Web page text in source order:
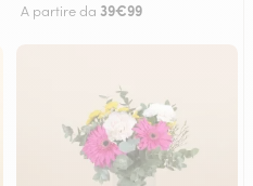
A partire da 39€99